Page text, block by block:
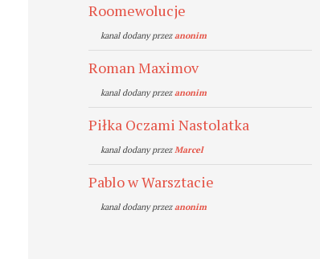
Roomewolucje
kanal dodany przezanonim
Roman Maximov
kanal dodany przezanonim
Piłka Oczami Nastolatka
kanal dodany przezMarcel
Pablo w Warsztacie
kanal dodany przezanonim